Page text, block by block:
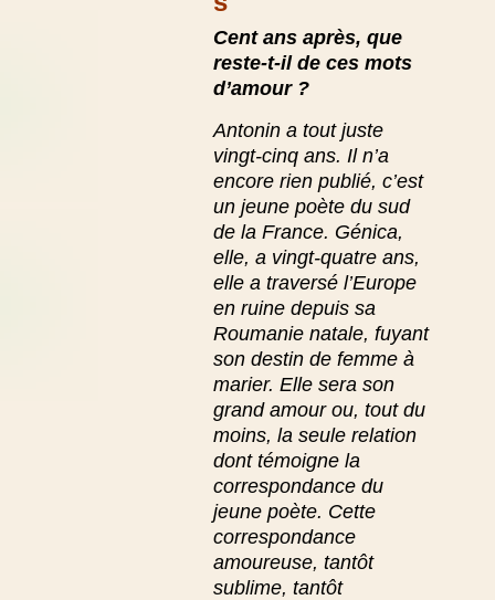
Cent ans après, que
reste-t-il de ces mots
d’amour ?
Antonin a tout juste
vingt-cinq ans. Il n’a
encore rien publié, c’est
un jeune poète du sud
de la France. Génica,
elle, a vingt-quatre ans,
elle a traversé l’Europe
en ruine depuis sa
Roumanie natale, fuyant
son destin de femme à
marier. Elle sera son
grand amour ou, tout du
moins, la seule relation
dont témoigne la
correspondance du
jeune poète. Cette
correspondance
amoureuse, tantôt
sublime, tantôt